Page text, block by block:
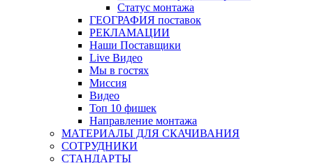
Статус монтажа
ГЕОГРАФИЯ поставок
РЕКЛАМАЦИИ
Наши Поставщики
Live Видео
Мы в гостях
Миссия
Видео
Топ 10 фишек
Направление монтажа
МАТЕРИАЛЫ ДЛЯ СКАЧИВАНИЯ
СОТРУДНИКИ
СТАНДАРТЫ